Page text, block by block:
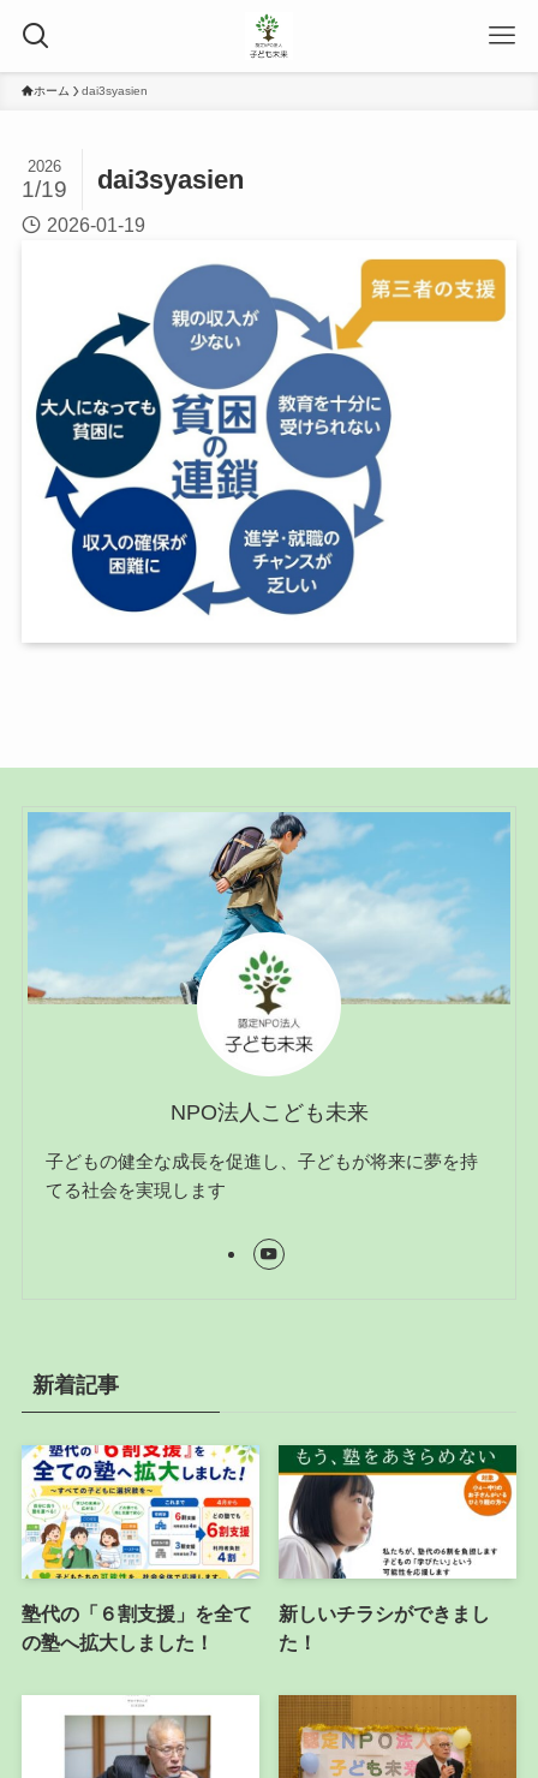
ホーム dai3syasien
dai3syasien
2026
1/19
2026-01-19
NPO法人こども未来
子どもの健全な成長を促進し、子どもが将来に夢を持
てる社会を実現します
新着記事
塾代の「６割支援」を全て
の塾へ拡大しました！
新しいチラシができまし
た！